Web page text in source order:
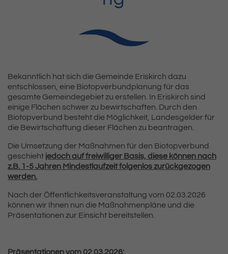
Inhalt
Bekanntlich hat sich die Gemeinde Eriskirch dazu
entschlossen, eine Biotopverbundplanung für das
gesamte Gemeindegebiet zu erstellen. In Eriskirch sind
einige Flächen schwer zu bewirtschaften. Durch den
Biotopverbund besteht die Möglichkeit, Landesgelder für
die Bewirtschaftung dieser Flächen zu beantragen.
Die Umsetzung der Maßnahmen für den Biotopverbund
geschieht jedoch auf freiwilliger Basis, diese können nach
z.B. 1-5 Jahren Mindestlaufzeit folgenlos zurückgezogen
werden.
Nach der Öffentlichkeitsveranstaltung vom 02.03.2026
können wir Ihnen nun die Maßnahmenpläne und die
Präsentationen zur Einsicht bereitstellen.
Präsentationen vom 02.03.2026: